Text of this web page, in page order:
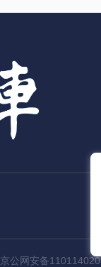
京公网安备